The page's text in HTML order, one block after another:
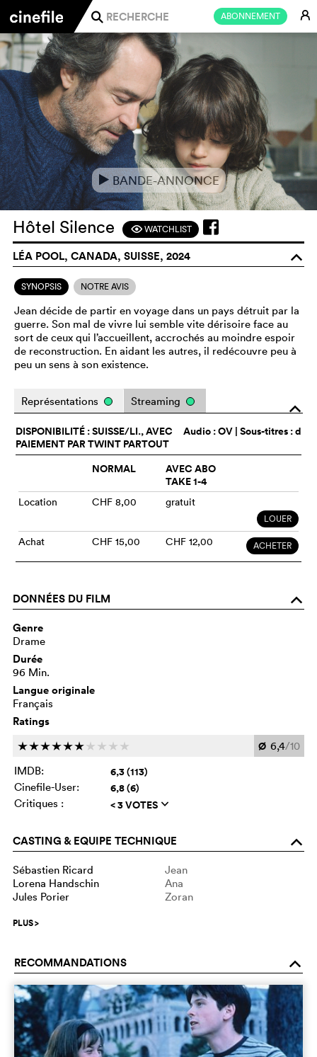
ABONNEMENT E
j
eBANDE-ANNONCE
Hôtel Silence FWATCHLIST
LÉA POOL, CANADA, SUISSE, 2024 o
SYNOPSIS NOTRE AVIS
Jean décide de partir en voyage dans un pays détruit par la
guerre. Son mal de vivre lui semble vite dérisoire face au
sort de ceux qui l’accueillent, accrochés au moindre espoir
de reconstruction. En aidant les autres, il redécouvre peu à
peu un sens à son existence.
o
Représentations Streaming
Audio :OV | Sous-titres : d
DISPONIBILITÉ : SUISSE/LI., AVEC
PAIEMENT PAR TWINT PARTOUT
NORMAL
AVEC ABO
TAKE 1-4
Location CHF 8,00 gratuit
LOUER
Achat CHF 15,00 CHF 12,00 ACHETER
DONNÉES DU FILM o
Genre
Drame
Durée
96 Min.
Langue originale
Français
Ratings
cccccc c c c c Ø 6,4/10
IMDB:
6,3 (113)
Cinefile-User: 6,8 (6)
Critiques : < 3 VOTES q
CASTING & EQUIPE TECHNIQUE o
Sébastien Ricard
Jean
Lorena Handschin
Ana
Jules Porier
Zoran
PLUS>
RECOMMANDATIONS o